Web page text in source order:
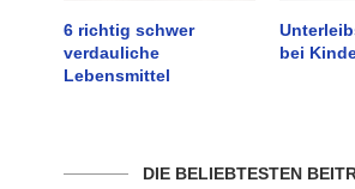
6 richtig schwer
verdauliche
Lebensmittel
bei
DIE BELIEBTESTEN